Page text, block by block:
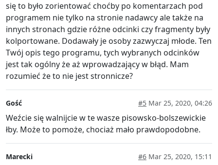
się to było zorientować choćby po komentarzach pod
programem nie tylko na stronie nadawcy ale także na
innych stronach gdzie różne odcinki czy fragmenty były
kolportowane. Dodawały je osoby zazwyczaj młode. Ten
Twój opis tego programu, tych wybranych odcinków
jest tak ogólny że aż wprowadzający w błąd. Mam
rozumieć że to nie jest stronnicze?
Gość #5 Mar 25, 2020, 04:26
Weźcie się walnijcie w te wasze pisowsko-bolszewickie
łby. Może to pomoże, chociaż mało prawdopodobne.
Marecki #6 Mar 25, 2020, 15:11